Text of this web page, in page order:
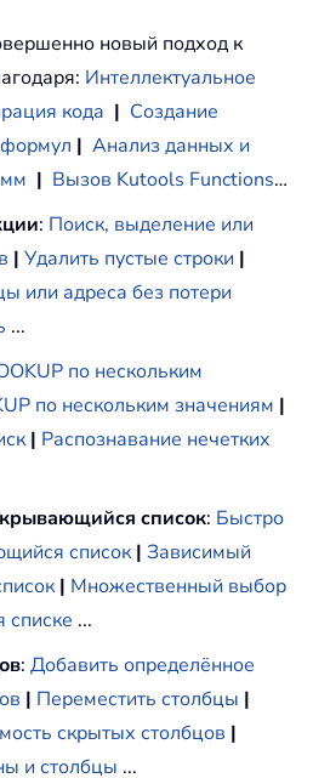
новый подход к
Интеллектуальное
кода | Создание
| Анализ данных и
| Вызов Kutools Functions…
: Поиск, выделение или
| Удалить пустые строки |
или адреса без потери
...
по нескольким
по нескольким значениям |
| Распознавание нечетких
список: Быстро
список | Зависимый
| Множественный выбор
...
: Добавить определённое
| Переместить столбцы |
скрытых столбцов |
и столбцы ...